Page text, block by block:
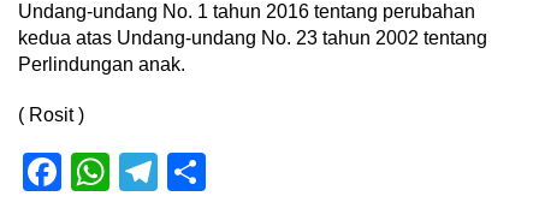
Undang-undang No. 1 tahun 2016 tentang perubahan
kedua atas Undang-undang No. 23 tahun 2002 tentang
Perlindungan anak.
( Rosit )
Facebook
WhatsApp
Telegram